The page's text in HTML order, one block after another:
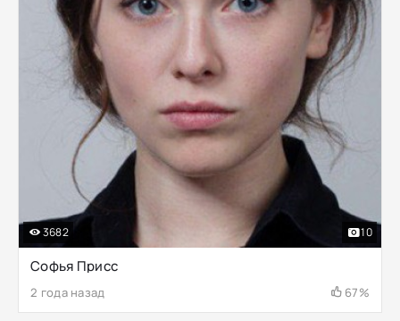
Софья Присс
2 года назад 67%
3682 10